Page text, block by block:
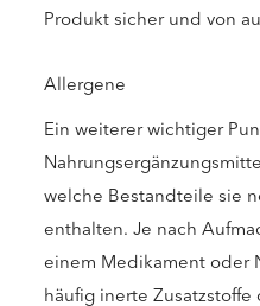
Produkt sicher und von
Allergene
Ein weiterer wichtiger
welche Bestandteile sie
enthalten. Je nach
einem Medikament oder
häufig inerte Zusatzstoffe